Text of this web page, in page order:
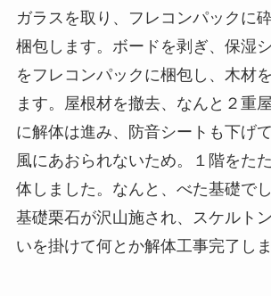
ガラスを取り、フレコンパックに
梱包します。ボードを剥ぎ、保湿
をフレコンパックに梱包し、木材
ます。屋根材を撤去、なんと２重
に解体は進み、防音シートも下げ
風にあおられないため。１階をた
体しました。なんと、べた基礎で
基礎栗石が沢山施され、スケルト
いを掛けて何とか解体工事完了しま